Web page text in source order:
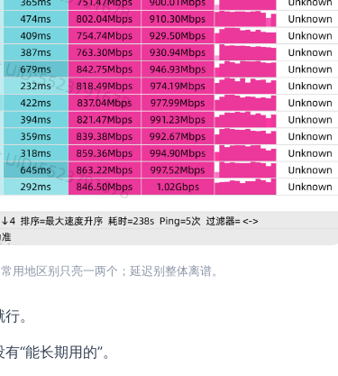
用地区别只亮一两个；延迟别整体离谱。
。
“能长期用的”。